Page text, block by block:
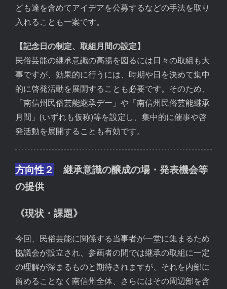
ども達を含めてアイデアを公募するなどの手法を取り
入れることも一案です。
【記念日の制定、取組月間の設定】
民俗芸能の継承意識の高揚を図るには日々の取組も大
事ですが、効果的に行うには、時期や日を決めて集中
的に啓発活動を展開することも必要です。そのため、
「南信州民俗芸能継承デー」や「南信州民俗芸能継承
月間」(いずれも仮称)等を設定し、集中的に催事や啓
発活動を展開することも有効です。
方向性２
継承意識の醸成の場・発表機会等
の提供
《現状・課題》
今回、民俗芸能に関係する当事者が一堂に集まるため
協議会が設立され、参画者の間では継承の取組に一定
の理解が深まるものと期待されますが、それを内部に
留めることなく南信州全体、さらにはその周辺部を含